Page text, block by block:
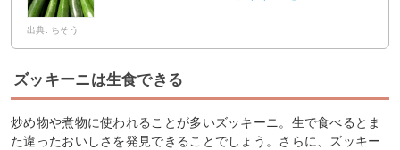
出典: ちそう
ズッキーニは生食できる
炒め物や煮物に使われることが多いズッキーニ。生で食べるとま
た違ったおいしさを発見できることでしょう。さらに、ズッキー